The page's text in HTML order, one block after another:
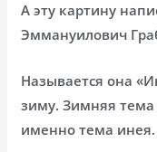
А эту картину
Эммануилович
Называется она
зиму. Зимняя тема
именно тема инея.